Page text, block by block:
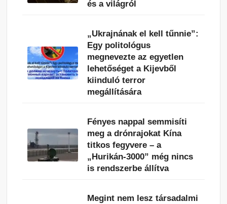
és a világról
„Ukrajnának el kell tűnnie”:
Egy politológus
megnevezte az egyetlen
lehetőséget a Kijevből
kiinduló terror
megállítására
Fényes nappal semmisíti
meg a drónrajokat Kína
titkos fegyvere – a
„Hurikán-3000” még nincs
is rendszerbe állítva
Megint nem lesz társadalmi